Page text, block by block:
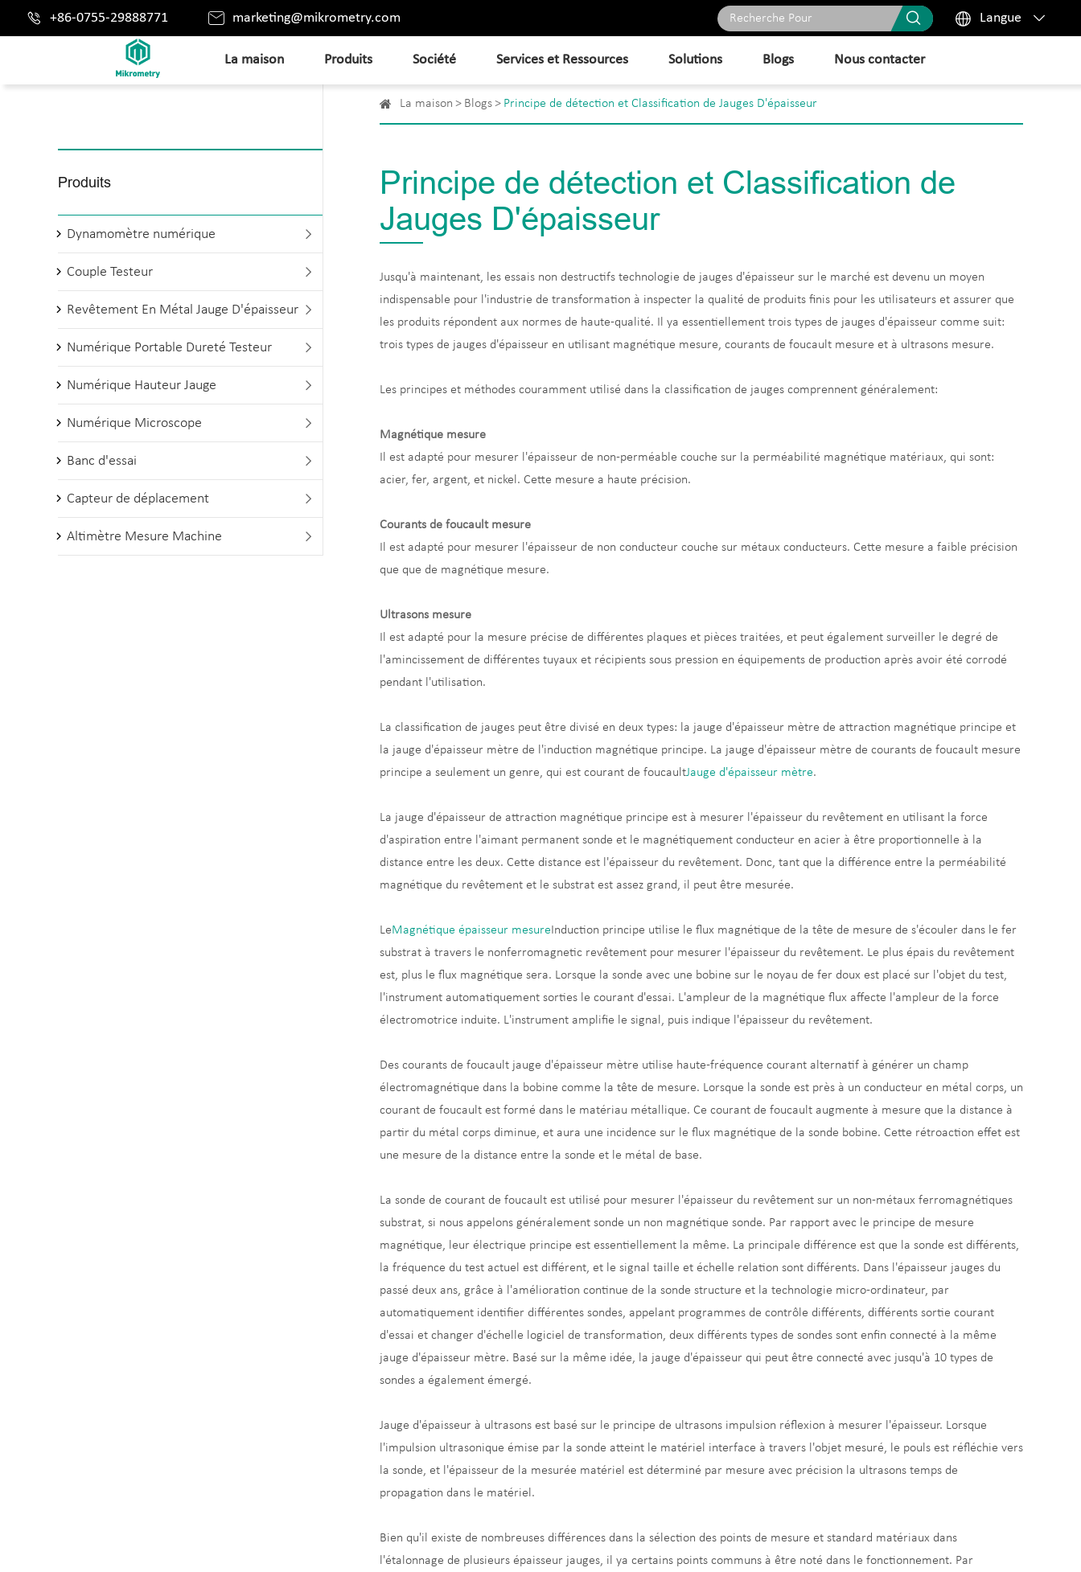
 +86-0755-29888771  marketing@mikrometry.com   Langue 
La maison Produits Société Services et Ressources Solutions Blogs Nous contacter
Produits
 Dynamomètre numérique
 Couple Testeur
 Revêtement En Métal Jauge D'épaisseur
 Numérique Portable Dureté Testeur
 Numérique Hauteur Jauge
 Numérique Microscope
 Banc d'essai
 Capteur de déplacement
 Altimètre Mesure Machine
La maison Blogs Principe de détection et Classification de Jauges D'épaisseur
Principe de détection et Classification de
Jauges D'épaisseur
Jusqu'à maintenant, les essais non destructifs technologie de jauges d'épaisseur sur le marché est devenu un moyen
indispensable pour l'industrie de transformation à inspecter la qualité de produits finis pour les utilisateurs et assurer que
les produits répondent aux normes de haute-qualité. Il ya essentiellement trois types de jauges d'épaisseur comme suit:
trois types de jauges d'épaisseur en utilisant magnétique mesure, courants de foucault mesure et à ultrasons mesure.
Les principes et méthodes couramment utilisé dans la classification de jauges comprennent généralement:
Magnétique mesure
Il est adapté pour mesurer l'épaisseur de non-perméable couche sur la perméabilité magnétique matériaux, qui sont:
acier, fer, argent, et nickel. Cette mesure a haute précision.
Courants de foucault mesure
Il est adapté pour mesurer l'épaisseur de non conducteur couche sur métaux conducteurs. Cette mesure a faible précision
que que de magnétique mesure.
Ultrasons mesure
Il est adapté pour la mesure précise de différentes plaques et pièces traitées, et peut également surveiller le degré de
l'amincissement de différentes tuyaux et récipients sous pression en équipements de production après avoir été corrodé
pendant l'utilisation.
La classification de jauges peut être divisé en deux types: la jauge d'épaisseur mètre de attraction magnétique principe et
la jauge d'épaisseur mètre de l'induction magnétique principe. La jauge d'épaisseur mètre de courants de foucault mesure
principe a seulement un genre, qui est courant de foucaultJauge d'épaisseur mètre.
La jauge d'épaisseur de attraction magnétique principe est à mesurer l'épaisseur du revêtement en utilisant la force
d'aspiration entre l'aimant permanent sonde et le magnétiquement conducteur en acier à être proportionnelle à la
distance entre les deux. Cette distance est l'épaisseur du revêtement. Donc, tant que la différence entre la perméabilité
magnétique du revêtement et le substrat est assez grand, il peut être mesurée.
LeMagnétique épaisseur mesure Induction principe utilise le flux magnétique de la tête de mesure de s'écouler dans le fer
substrat à travers le nonferromagnetic revêtement pour mesurer l'épaisseur du revêtement. Le plus épais du revêtement
est, plus le flux magnétique sera. Lorsque la sonde avec une bobine sur le noyau de fer doux est placé sur l'objet du test,
l'instrument automatiquement sorties le courant d'essai. L'ampleur de la magnétique flux affecte l'ampleur de la force
électromotrice induite. L'instrument amplifie le signal, puis indique l'épaisseur du revêtement.
Des courants de foucault jauge d'épaisseur mètre utilise haute-fréquence courant alternatif à générer un champ
électromagnétique dans la bobine comme la tête de mesure. Lorsque la sonde est près à un conducteur en métal corps, un
courant de foucault est formé dans le matériau métallique. Ce courant de foucault augmente à mesure que la distance à
partir du métal corps diminue, et aura une incidence sur le flux magnétique de la sonde bobine. Cette rétroaction effet est
une mesure de la distance entre la sonde et le métal de base.
La sonde de courant de foucault est utilisé pour mesurer l'épaisseur du revêtement sur un non-métaux ferromagnétiques
substrat, si nous appelons généralement sonde un non magnétique sonde. Par rapport avec le principe de mesure
magnétique, leur électrique principe est essentiellement la même. La principale différence est que la sonde est différents,
la fréquence du test actuel est différent, et le signal taille et échelle relation sont différents. Dans l'épaisseur jauges du
passé deux ans, grâce à l'amélioration continue de la sonde structure et la technologie micro-ordinateur, par
automatiquement identifier différentes sondes, appelant programmes de contrôle différents, différents sortie courant
d'essai et changer d'échelle logiciel de transformation, deux différents types de sondes sont enfin connecté à la même
jauge d'épaisseur mètre. Basé sur la même idée, la jauge d'épaisseur qui peut être connecté avec jusqu'à 10 types de
sondes a également émergé.
Jauge d'épaisseur à ultrasons est basé sur le principe de ultrasons impulsion réflexion à mesurer l'épaisseur. Lorsque
l'impulsion ultrasonique émise par la sonde atteint le matériel interface à travers l'objet mesuré, le pouls est réfléchie vers
la sonde, et l'épaisseur de la mesurée matériel est déterminé par mesure avec précision la ultrasons temps de
propagation dans le matériel.
Bien qu'il existe de nombreuses différences dans la sélection des points de mesure et standard matériaux dans
l'étalonnage de plusieurs épaisseur jauges, il ya certains points communs à être noté dans le fonctionnement. Par